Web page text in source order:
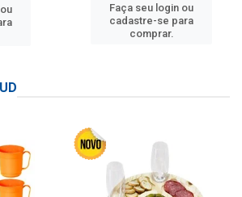
Faça seu login ou
cadastre-se para
comprar.